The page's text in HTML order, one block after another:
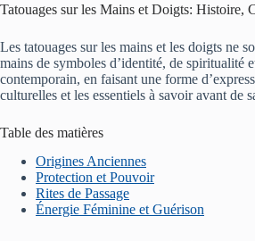
Tatouages sur les Mains et Doigts: Histoire,
Les tatouages sur les mains et les doigts ne
mains de symboles d’identité, de spiritualité
contemporain, en faisant une forme
culturelles et les essentiels à savoir avant de
Table des matières
Origines Anciennes
Protection et Pouvoir
Rites de Passage
Énergie Féminine et Guérison